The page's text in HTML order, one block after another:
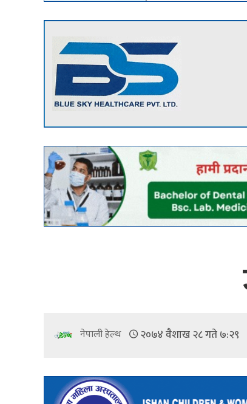
नेपाली हेल्थ २०७४ वैशाख २८ गते ७:२९